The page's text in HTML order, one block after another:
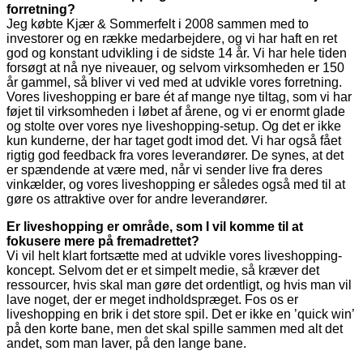
forretning?
Jeg købte Kjær & Sommerfelt i 2008 sammen med to
investorer og en række medarbejdere, og vi har haft en ret
god og konstant udvikling i de sidste 14 år. Vi har hele tiden
forsøgt at nå nye niveauer, og selvom virksomheden er 150
år gammel, så bliver vi ved med at udvikle vores forretning.
Vores liveshopping er bare ét af mange nye tiltag, som vi har
føjet til virksomheden i løbet af årene, og vi er enormt glade
og stolte over vores nye liveshopping-setup. Og det er ikke
kun kunderne, der har taget godt imod det. Vi har også fået
rigtig god feedback fra vores leverandører. De synes, at det
er spændende at være med, når vi sender live fra deres
vinkælder, og vores liveshopping er således også med til at
gøre os attraktive over for andre leverandører.
Er liveshopping er område, som I vil komme til at
fokusere mere på fremadrettet?
Vi vil helt klart fortsætte med at udvikle vores liveshopping-
koncept. Selvom det er et simpelt medie, så kræver det
ressourcer, hvis skal man gøre det ordentligt, og hvis man vil
lave noget, der er meget indholdspræget. Fos os er
liveshopping en brik i det store spil. Det er ikke en ’quick win’
på den korte bane, men det skal spille sammen med alt det
andet, som man laver, på den lange bane.